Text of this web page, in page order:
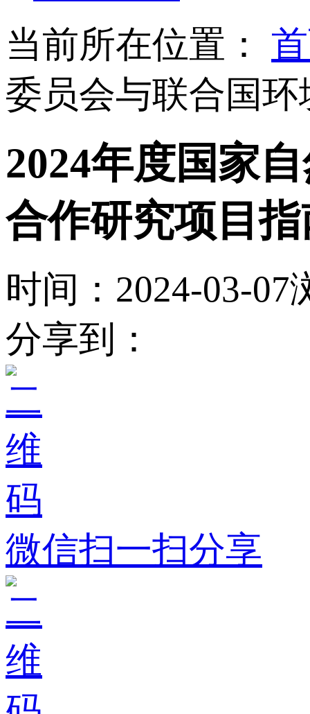
当前所在位置：
委员会与联合国
2024年度国家
合作研究项目
时间：2024-03-07
分享到：
微信扫一扫分享